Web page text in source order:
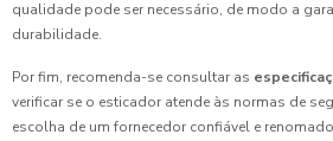
qualidade pode ser necessário, de modo a
durabilidade.
Por fim, recomenda-se consultar as
verificar se o esticador atende às normas de
escolha de um fornecedor confiável e